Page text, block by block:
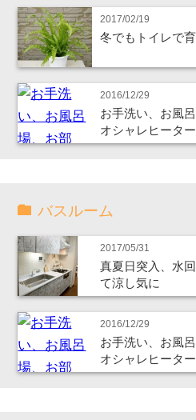
2017/02/19
冬でもトイレで
2016/12/29
お手洗い、お風
オシャレヒータ
バスルーム
2017/05/31
真夏日突入、水
て涼し気に
2016/12/29
お手洗い、お風
オシャレヒータ